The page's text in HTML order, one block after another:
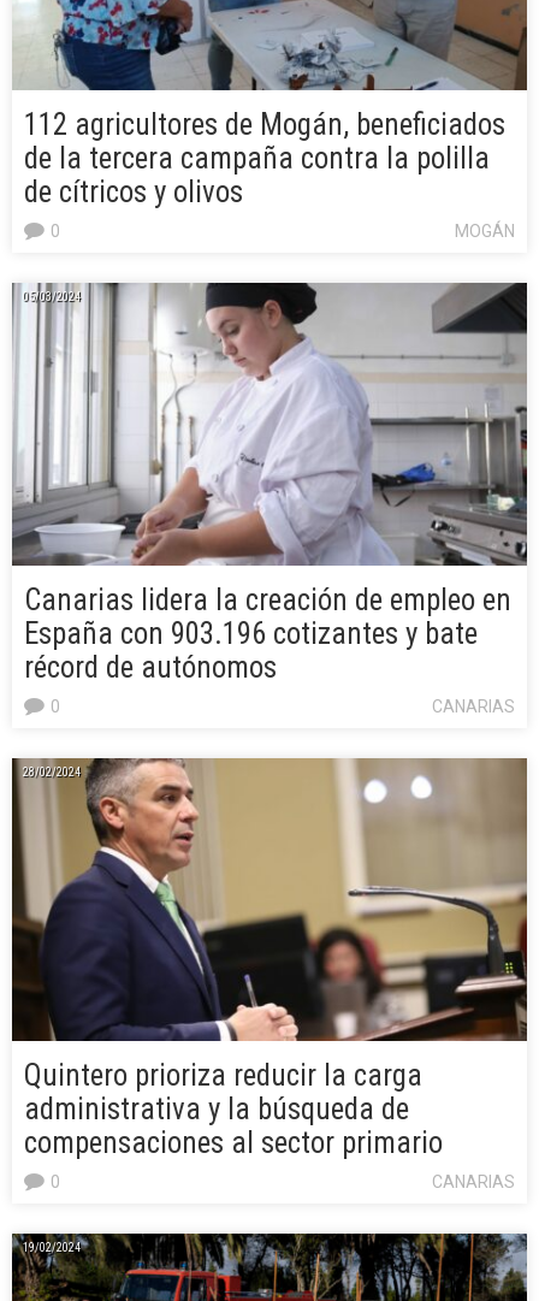
112 agricultores de Mogán, beneficiados
de la tercera campaña contra la polilla
de cítricos y olivos
MOGÁN
0
05/03/2024
Canarias lidera la creación de empleo en
España con 903.196 cotizantes y bate
récord de autónomos
CANARIAS
0
28/02/2024
Quintero prioriza reducir la carga
administrativa y la búsqueda de
compensaciones al sector primario
CANARIAS
0
19/02/2024